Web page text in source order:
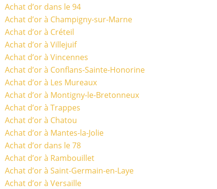
Achat d’or dans le 94
Achat d’or à Champigny-sur-Marne
Achat d’or à Créteil
Achat d’or à Villejuif
Achat d’or à Vincennes
Achat d’or à Conflans-Sainte-Honorine
Achat d’or à Les Mureaux
Achat d’or à Montigny-le-Bretonneux
Achat d’or à Trappes
Achat d’or à Chatou
Achat d’or à Mantes-la-Jolie
Achat d’or dans le 78
Achat d’or à Rambouillet
Achat d’or à Saint-Germain-en-Laye
Achat d’or à Versaille